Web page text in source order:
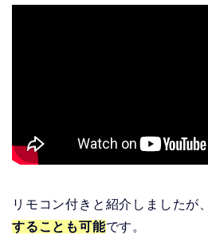
リモコン付きと紹介しましたが、
することも可能です。